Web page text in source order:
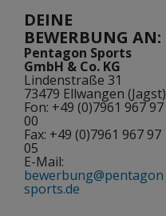
DEINE
BEWERBUNG AN:
Pentagon Sports
GmbH & Co. KG
Lindenstraße 31
73479 Ellwangen (Jagst)
Fon: +49 (0)7961 967 97
00
Fax: +49 (0)7961 967 97
05
E-Mail:
bewerbung@pentagon
sports.de